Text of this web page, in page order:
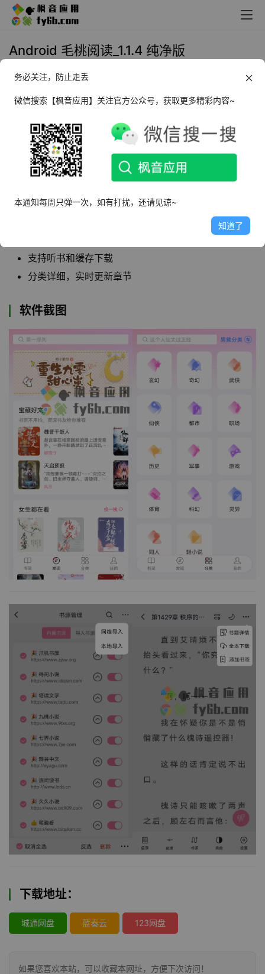
Android 毛桃阅读_1.1.4 纯净版
2022年7月18日 16:00
富，用户能够轻松找到自己喜欢的小说类型，而
且软件每天也会向用户推送很多优质的小说。
软件特点
支持听书和缓存下载
分类详细，实时更新章节
软件截图
下载地址：
城通网盘 蓝奏云 123网盘
如果您喜欢本站，可以收藏本网址，方便下次访问！
务必关注，防止走丢
微信搜索【枫音应用】关注官方公众号，获取更多精彩内容~
本通知每周只弹一次，如有打扰，还请见谅~
知道了